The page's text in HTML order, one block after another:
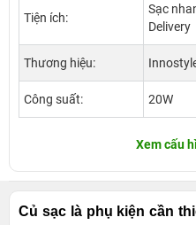
Tiện ích:
Sạc
Delivery
Thương hiệu:
Công suất: 20W
Xem cấu
Củ sạc là phụ kiện cần